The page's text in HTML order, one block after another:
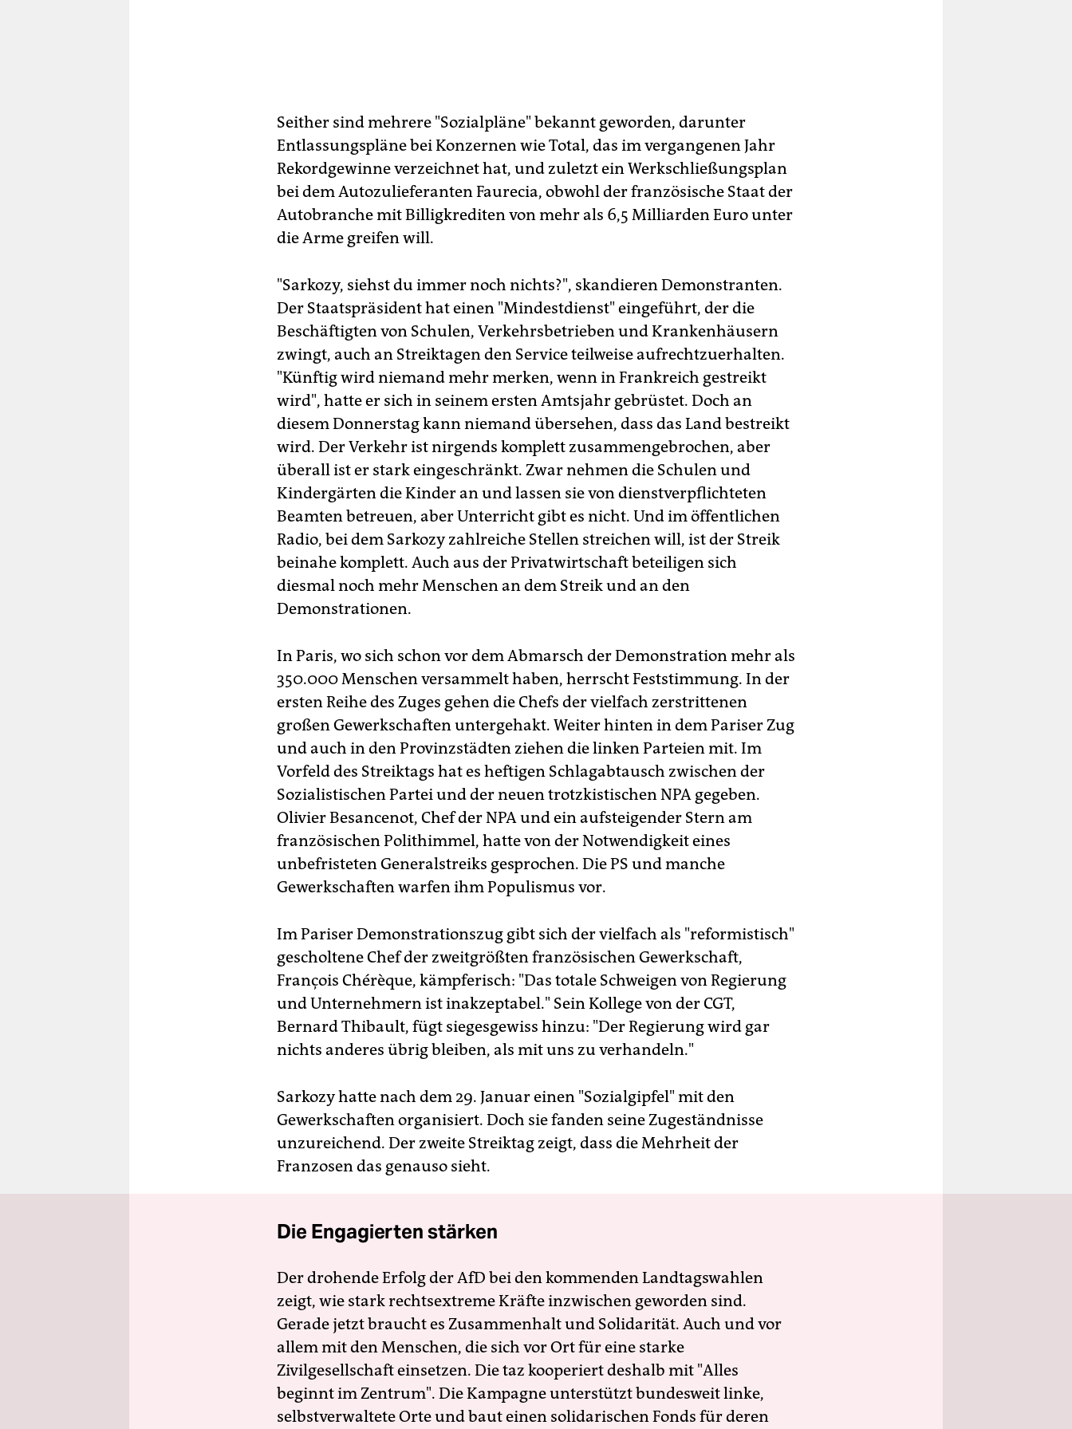
Seither sind mehrere "Sozialpläne" bekannt geworden, darunter
Entlassungspläne bei Konzernen wie Total, das im vergangenen Jahr
Rekordgewinne verzeichnet hat, und zuletzt ein Werkschließungsplan
bei dem Autozulieferanten Faurecia, obwohl der französische Staat der
Autobranche mit Billigkrediten von mehr als 6,5 Milliarden Euro unter
die Arme greifen will.
"Sarkozy, siehst du immer noch nichts?", skandieren Demonstranten.
Der Staatspräsident hat einen "Mindestdienst" eingeführt, der die
Beschäftigten von Schulen, Verkehrsbetrieben und Krankenhäusern
zwingt, auch an Streiktagen den Service teilweise aufrechtzuerhalten.
"Künftig wird niemand mehr merken, wenn in Frankreich gestreikt
wird", hatte er sich in seinem ersten Amtsjahr gebrüstet. Doch an
diesem Donnerstag kann niemand übersehen, dass das Land bestreikt
wird. Der Verkehr ist nirgends komplett zusammengebrochen, aber
überall ist er stark eingeschränkt. Zwar nehmen die Schulen und
Kindergärten die Kinder an und lassen sie von dienstverpflichteten
Beamten betreuen, aber Unterricht gibt es nicht. Und im öffentlichen
Radio, bei dem Sarkozy zahlreiche Stellen streichen will, ist der Streik
beinahe komplett. Auch aus der Privatwirtschaft beteiligen sich
diesmal noch mehr Menschen an dem Streik und an den
Demonstrationen.
In Paris, wo sich schon vor dem Abmarsch der Demonstration mehr als
350.000 Menschen versammelt haben, herrscht Feststimmung. In der
ersten Reihe des Zuges gehen die Chefs der vielfach zerstrittenen
großen Gewerkschaften untergehakt. Weiter hinten in dem Pariser Zug
und auch in den Provinzstädten ziehen die linken Parteien mit. Im
Vorfeld des Streiktags hat es heftigen Schlagabtausch zwischen der
Sozialistischen Partei und der neuen trotzkistischen NPA gegeben.
Olivier Besancenot, Chef der NPA und ein aufsteigender Stern am
französischen Polithimmel, hatte von der Notwendigkeit eines
unbefristeten Generalstreiks gesprochen. Die PS und manche
Gewerkschaften warfen ihm Populismus vor.
Im Pariser Demonstrationszug gibt sich der vielfach als "reformistisch"
gescholtene Chef der zweitgrößten französischen Gewerkschaft,
François Chérèque, kämpferisch: "Das totale Schweigen von Regierung
und Unternehmern ist inakzeptabel." Sein Kollege von der CGT,
Bernard Thibault, fügt siegesgewiss hinzu: "Der Regierung wird gar
nichts anderes übrig bleiben, als mit uns zu verhandeln."
Sarkozy hatte nach dem 29. Januar einen "Sozialgipfel" mit den
Gewerkschaften organisiert. Doch sie fanden seine Zugeständnisse
unzureichend. Der zweite Streiktag zeigt, dass die Mehrheit der
Franzosen das genauso sieht.
Die Engagierten stärken
Der drohende Erfolg der AfD bei den kommenden Landtagswahlen
zeigt, wie stark rechtsextreme Kräfte inzwischen geworden sind.
Gerade jetzt braucht es Zusammenhalt und Solidarität. Auch und vor
allem mit den Menschen, die sich vor Ort für eine starke
Zivilgesellschaft einsetzen. Die taz kooperiert deshalb mit "Alles
beginnt im Zentrum". Die Kampagne unterstützt bundesweit linke,
selbstverwaltete Orte und baut einen solidarischen Fonds für deren